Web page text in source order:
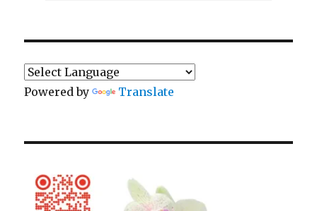
Powered by Translate